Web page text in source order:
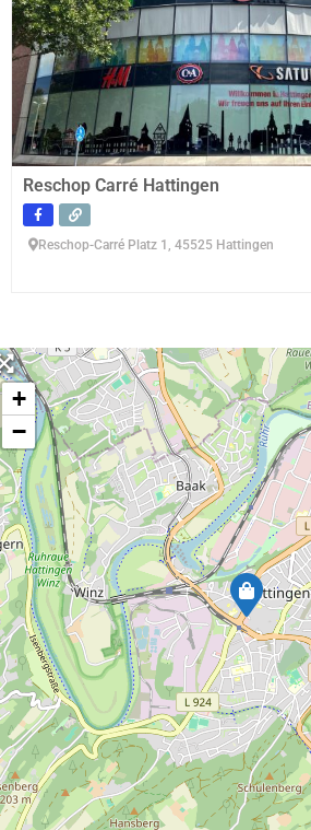
Reschop Carré Hattingen
Reschop-Carré Platz 1, 45525 Hattingen
+
−